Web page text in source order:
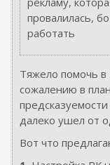
провалилась,
работать
Тяжело помочь в
сожалению в
далеко ушел от
Вот что